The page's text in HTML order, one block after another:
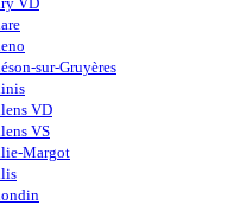
sur-Gruyères
VD
VS
Margot